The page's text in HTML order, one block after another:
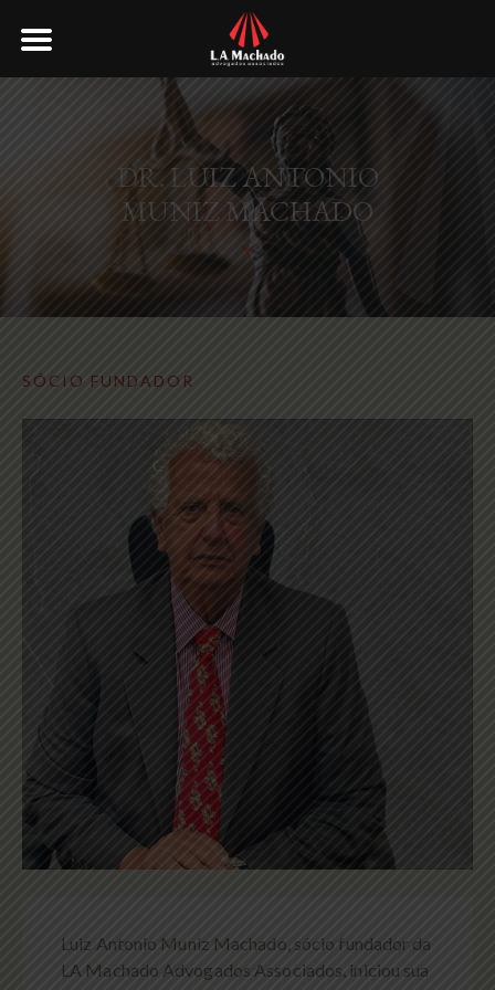
DR. LUIZ ANTONIO
MUNIZ MACHADO
SÓCIO FUNDADOR
Luiz Antonio Muniz Machado, sócio fundador da
LA Machado Advogados Associados, iniciou sua